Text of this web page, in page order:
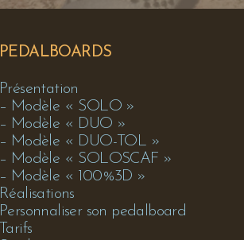
PEDALBOARDS
Présentation
– Modèle « SOLO »
– Modèle « DUO »
– Modèle « DUO-TOL »
– Modèle « SOLOSCAF »
– Modèle « 100%3D »
Réalisations
Personnaliser son pedalboard
Tarifs